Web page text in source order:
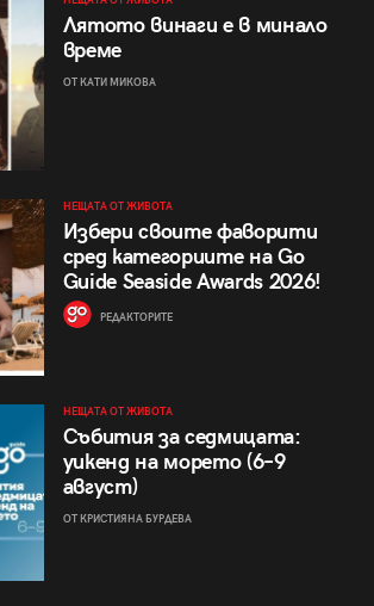
Лятото винаги е в минало
време
ОТ КАТИ МИКОВА
НЕЩАТА ОТ ЖИВОТА
Избери своите фаворити
сред категориите на Go
Guide Seaside Awards 2026!
РЕДАКТОРИТЕ
НЕЩАТА ОТ ЖИВОТА
Събития за седмицата:
уикенд на морето (6–9
август)
ОТ КРИСТИЯНА БУРДЕВА